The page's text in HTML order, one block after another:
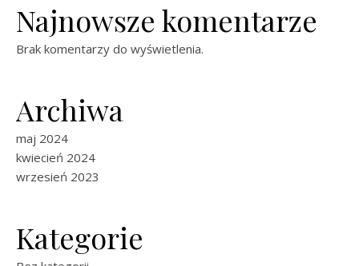
Najnowsze komentarze
Brak komentarzy do wyświetlenia.
Archiwa
maj 2024
kwiecień 2024
wrzesień 2023
Kategorie